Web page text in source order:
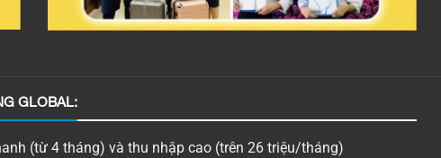
GLOBAL:
(từ 4 tháng) và thu nhập cao (trên 26 triệu/tháng)